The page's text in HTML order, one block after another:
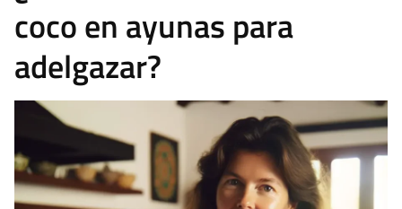
coco en ayunas para
adelgazar?